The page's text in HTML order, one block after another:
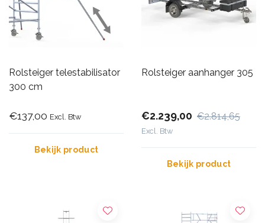
Rolsteiger telestabilisator
300 cm
€137,00 Excl. Btw
Bekijk product
Rolsteiger aanhanger 305
€2.239,00 €2.814,65
Excl. Btw
Bekijk product